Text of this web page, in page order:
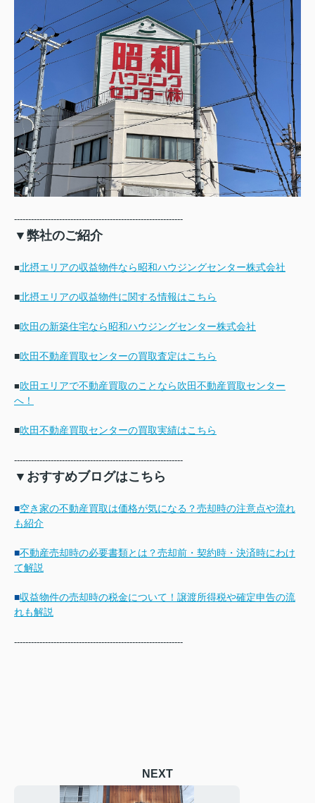
------------------------------------------------------------
▼弊社のご紹介
■北摂エリアの収益物件なら昭和ハウジングセンター株式会社
■北摂エリアの収益物件に関する情報はこちら
■吹田の新築住宅なら昭和ハウジングセンター株式会社
■吹田不動産買取センターの買取査定はこちら
■吹田エリアで不動産買取のことなら吹田不動産買取センター
へ！
■吹田不動産買取センターの買取実績はこちら
------------------------------------------------------------
▼おすすめブログはこちら
■空き家の不動産買取は価格が気になる？売却時の注意点や流れ
も紹介
■不動産売却時の必要書類とは？売却前・契約時・決済時にわけ
て解説
■収益物件の売却時の税金について！譲渡所得税や確定申告の流
れも解説
------------------------------------------------------------
NEXT